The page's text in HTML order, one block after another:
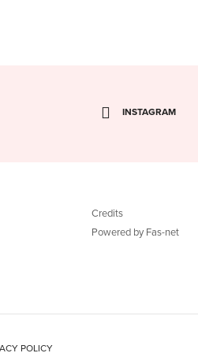
INSTAGRAM
Credits
Powered by Fas-net
POLICY